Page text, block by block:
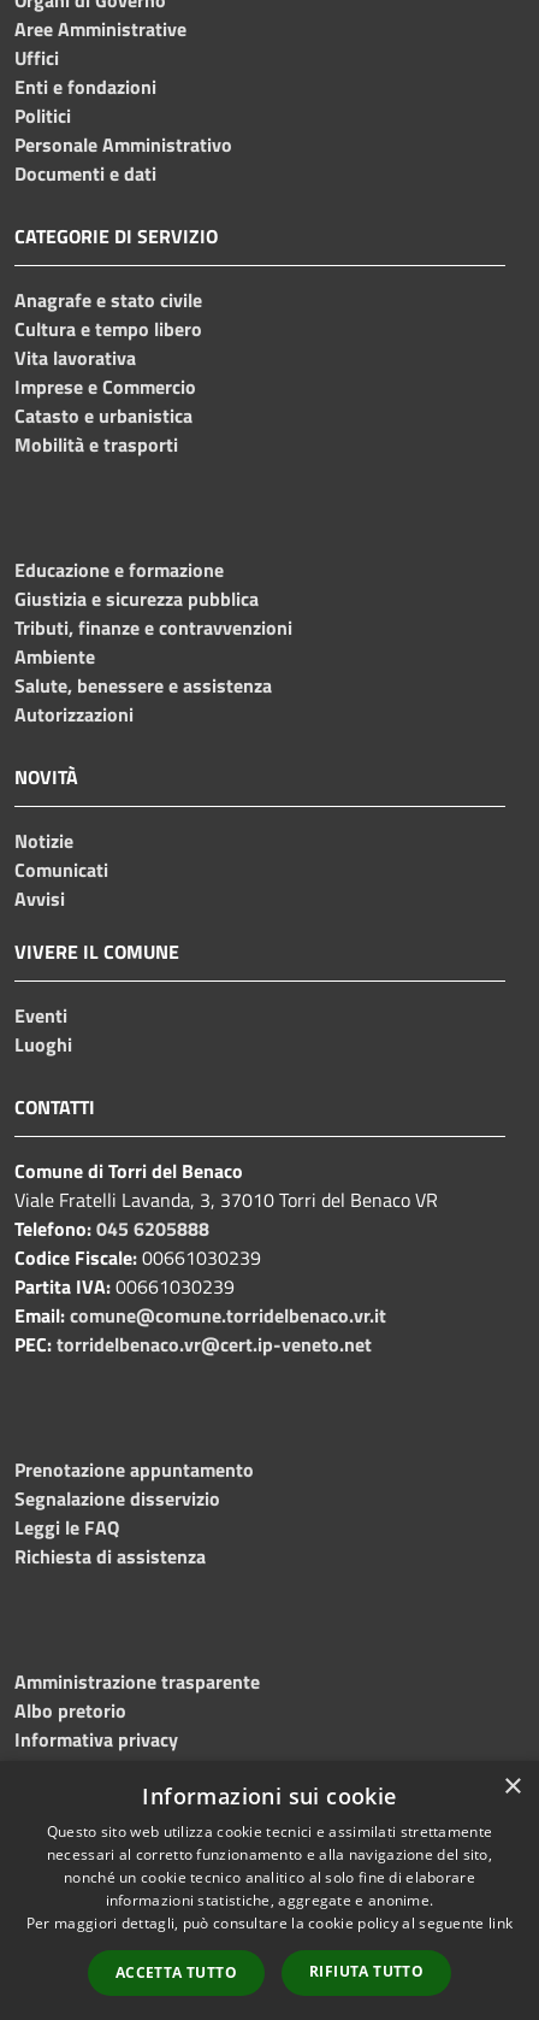
Aree Amministrative
Uffici
Enti e fondazioni
Politici
Personale Amministrativo
Documenti e dati
CATEGORIE DI SERVIZIO
Anagrafe e stato civile
Cultura e tempo libero
Vita lavorativa
Imprese e Commercio
Catasto e urbanistica
Mobilità e trasporti
Educazione e formazione
Giustizia e sicurezza pubblica
Tributi, finanze e contravvenzioni
Ambiente
Salute, benessere e assistenza
Autorizzazioni
NOVITÀ
Notizie
Comunicati
Avvisi
VIVERE IL COMUNE
Eventi
Luoghi
CONTATTI
Comune di Torri del Benaco
Viale Fratelli Lavanda, 3, 37010 Torri del Benaco VR
Telefono:045 6205888
Codice Fiscale:00661030239
Partita IVA:00661030239
Email:comune@comune.torridelbenaco.vr.it
PEC:torridelbenaco.vr@cert.ip-veneto.net
Prenotazione appuntamento
Segnalazione disservizio
Leggi le FAQ
Richiesta di assistenza
Amministrazione trasparente
Albo pretorio
Informativa privacy
Dichiarazione di accessibilità
RSS
Accessibilità
Copyright © 2023 •
Comune di
Benaco • Powered
byMunicipium•Redazione
×
Informazioni sui cookie
Questo sito web utilizza cookie tecnici e assimilati strettamente
necessari al corretto funzionamento e alla navigazione del sito,
nonché un cookie tecnico analitico al solo fine di elaborare
informazioni statistiche, aggregate e anonime.
Per maggiori dettagli, può consultare la cookie policy al seguente link
ACCETTA TUTTO RIFIUTA TUTTO